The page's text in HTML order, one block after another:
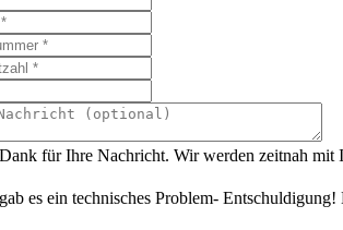
für Ihre Nachricht. Wir werden zeitnah mit
es ein technisches Problem-